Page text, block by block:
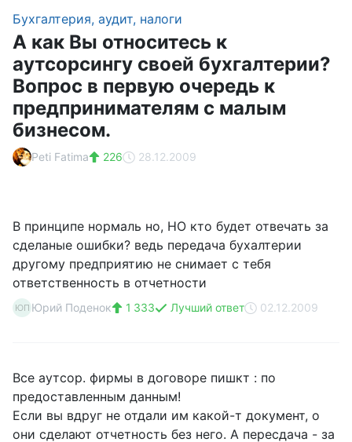
Бухгалтерия, аудит, налоги
А как Вы относитесь к
аутсорсингу своей бухгалтерии?
Вопрос в первую очередь к
предпринимателям с малым
бизнесом.
Peti Fatima 226 28.12.2009
В принципе нормаль но, НО кто будет отвечать за
сделаные ошибки? ведь передача бухалтерии
другому предприятию не снимает с тебя
ответственность в отчетности
ЮП Юрий Поденок 1 333 Лучший ответ 02.12.2009
Все аутсор. фирмы в договоре пишкт : по
предоставленным данным!
Если вы вдруг не отдали им какой-т документ, о
они сделают отчетность без него. А пересдача - за